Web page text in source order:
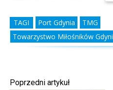
TAGI Port Gdynia
TMG
Towarzystwo Miłośników Gdyni
Poprzedni artykuł